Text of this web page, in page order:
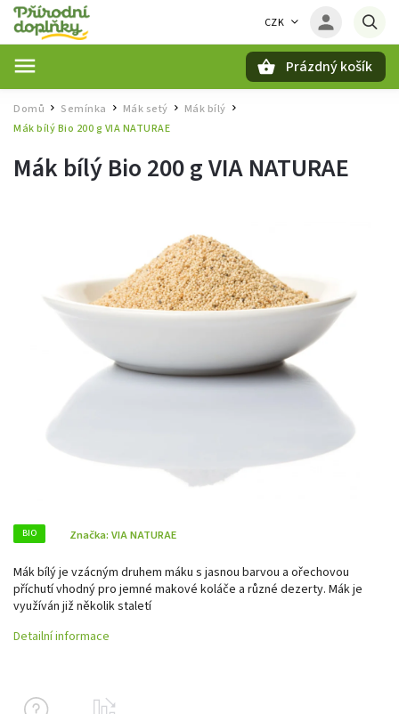
CZK
Prázdný košík
Domů / Semínka Mák setý Mák bílý
Mák bílý Bio 200 g VIA NATURAE
Mák bílý Bio 200 g VIA NATURAE
BIO Značka: VIA NATURAE
Mák bílý je vzácným druhem máku s jasnou barvou a ořechovou
příchutí vhodný pro jemné makové koláče a různé dezerty. Mák je
využíván již několik staletí
Detailní informace